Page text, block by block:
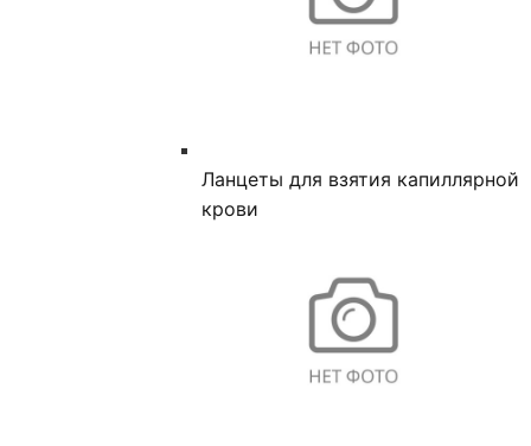
Ланцеты для взятия капиллярной
крови